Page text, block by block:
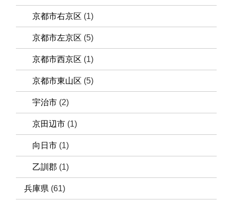
京都市右京区 (1)
京都市左京区 (5)
京都市西京区 (1)
京都市東山区 (5)
宇治市 (2)
京田辺市 (1)
向日市 (1)
乙訓郡 (1)
兵庫県 (61)